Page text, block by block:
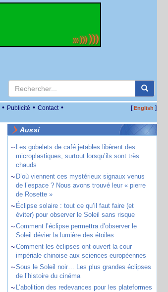
• Publicité • Contact • [English ]
Aussi
~ Les gobelets de café jetables libèrent des
microplastiques, surtout lorsqu’ils sont très
chauds
~ D’où viennent ces mystérieux signaux venus
de l’espace ? Nous avons trouvé leur « pierre
de Rosette »
~ Éclipse solaire : tout ce qu’il faut faire (et
éviter) pour observer le Soleil sans risque
~Comment l’éclipse permettra d’observer le
Soleil dévier la lumière des étoiles
~Comment les éclipses ont ouvert la cour
impériale chinoise aux sciences européennes
~Sous le Soleil noir… Les plus grandes éclipses
de l’histoire du cinéma
~ L’abolition des redevances pour les plateformes